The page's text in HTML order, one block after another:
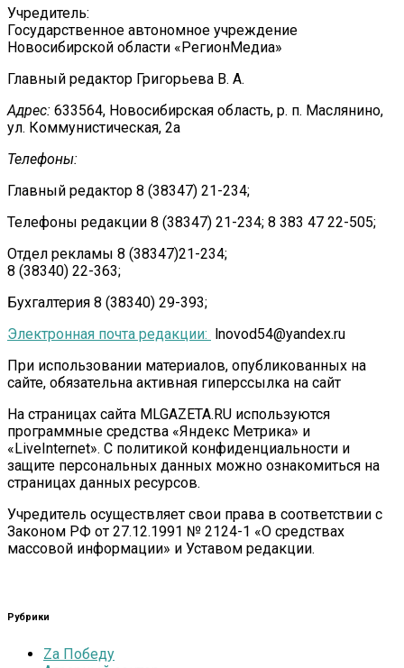
Учредитель:
Государственное автономное учреждение
Новосибирской области «РегионМедиа»
Главный редактор Григорьева В. А.
Адрес: 633564, Новосибирская область, р. п. Маслянино,
ул. Коммунистическая, 2а
Телефоны:
Главный редактор 8 (38347) 21-234;
Телефоны редакции 8 (38347) 21-234; 8 383 47 22-505;
Отдел рекламы 8 (38347)21-234;
8 (38340) 22-363;
Бухгалтерия 8 (38340) 29-393;
Электронная почта редакции:
lnovod54@yandex.ru
При использовании материалов, опубликованных на
сайте, обязательна активная гиперссылка на сайт
На страницах сайта MLGAZETA.RU используются
программные средства «Яндекс Метрика» и
«LiveInternet». С политикой конфиденциальности и
защите персональных данных можно ознакомиться на
страницах данных ресурсов.
Учредитель осуществляет свои права в соответствии с
Законом РФ от 27.12.1991 № 2124-1 «О средствах
массовой информации» и Уставом редакции.
Рубрики
Zа Победу